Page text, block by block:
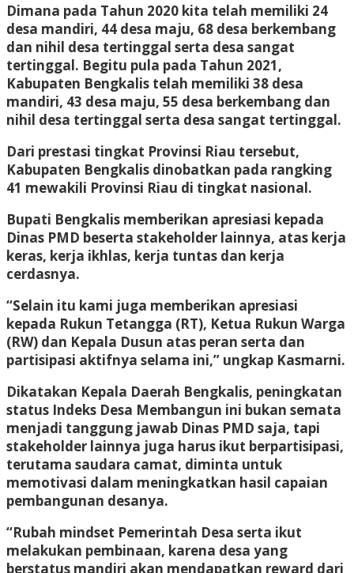
Dimana pada Tahun 2020 kita telah memiliki 24
desa mandiri, 44 desa maju, 68 desa berkembang
dan nihil desa tertinggal serta desa sangat
tertinggal. Begitu pula pada Tahun 2021,
Kabupaten Bengkalis telah memiliki 38 desa
mandiri, 43 desa maju, 55 desa berkembang dan
nihil desa tertinggal serta desa sangat tertinggal.
Dari prestasi tingkat Provinsi Riau tersebut,
Kabupaten Bengkalis dinobatkan pada rangking
41 mewakili Provinsi Riau di tingkat nasional.
Bupati Bengkalis memberikan apresiasi kepada
Dinas PMD beserta stakeholder lainnya, atas kerja
keras, kerja ikhlas, kerja tuntas dan kerja
cerdasnya.
“Selain itu kami juga memberikan apresiasi
kepada Rukun Tetangga (RT), Ketua Rukun Warga
(RW) dan Kepala Dusun atas peran serta dan
partisipasi aktifnya selama ini,” ungkap Kasmarni.
Dikatakan Kepala Daerah Bengkalis, peningkatan
status Indeks Desa Membangun ini bukan semata
menjadi tanggung jawab Dinas PMD saja, tapi
stakeholder lainnya juga harus ikut berpartisipasi,
terutama saudara camat, diminta untuk
memotivasi dalam meningkatkan hasil capaian
pembangunan desanya.
“Rubah mindset Pemerintah Desa serta ikut
melakukan pembinaan, karena desa yang
berstatus mandiri akan mendapatkan reward dari